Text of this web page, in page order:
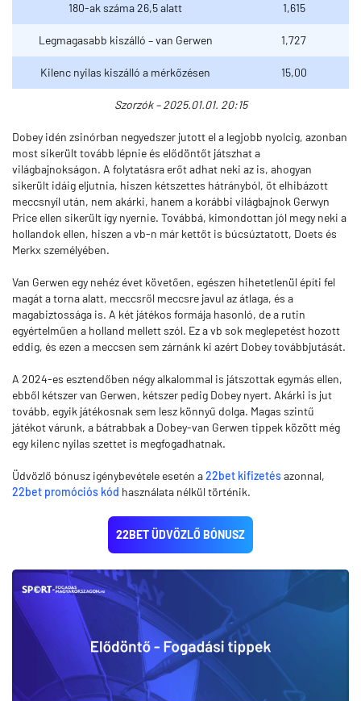
180-ak száma 26,5 alatt 1,615
Legmagasabb kiszálló – van Gerwen 1,727
Kilenc nyilas kiszálló a mérkőzésen 15,00
Szorzók – 2025.01.01. 20:15
Dobey idén zsinórban negyedszer jutott el a legjobb nyolcig, azonban
most sikerült tovább lépnie és elődöntőt játszhat a
világbajnokságon. A folytatásra erőt adhat neki az is, ahogyan
sikerült idáig eljutnia, hiszen kétszettes hátrányból, öt elhibázott
meccsnyíl után, nem akárki, hanem a korábbi világbajnok Gerwyn
Price ellen sikerült így nyernie. Továbbá, kimondottan jól megy neki a
hollandok ellen, hiszen a vb-n már kettőt is búcsúztatott, Doets és
Merkx személyében.
Van Gerwen egy nehéz évet követően, egészen hihetetlenül építi fel
magát a torna alatt, meccsről meccsre javul az átlaga, és a
magabiztossága is. A két játékos formája hasonló, de a rutin
egyértelműen a holland mellett szól. Ez a vb sok meglepetést hozott
eddig, és ezen a meccsen sem zárnánk ki azért Dobey továbbjutását.
A 2024-es esztendőben négy alkalommal is játszottak egymás ellen,
ebből kétszer van Gerwen, kétszer pedig Dobey nyert. Akárki is jut
tovább, egyik játékosnak sem lesz könnyű dolga. Magas szintű
játékot várunk, a bátrabbak a Dobey-van Gerwen tippek között még
egy kilenc nyilas szettet is megfogadhatnak.
Üdvözlő bónusz igénybevétele esetén a22bet kifizetésazonnal,
22bet promóciós kód használata nélkül történik.
22BET ÜDVÖZLŐ BÓNUSZ